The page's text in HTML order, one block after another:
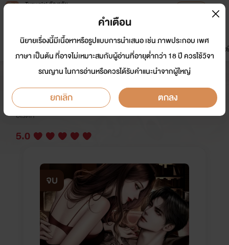
Tunwalai ธัญวลัย
หน้าแรก นิยาย อีบุ๊ก การ์ตูน
มาใหม่
ดรีมแชท ธัญลิสต์
BAD KLAY ของเล่น(หมอเคลย์)
นักเขียน: Badstyle_
อีโรติก
5.0
จบ
คำเตือน
นิยายเรื่องนี้มีเนื้อหาหรือรูปแบบการนำเสนอ เช่น ภาพประกอบ เพศ
ภาษา เป็นต้น ที่อาจไม่เหมาะสมกับผู้อ่านที่อายุต่ำกว่า 18 ปี ควรใช้วิจา
รณญาน ในการอ่านหรือควรได้รับคำแนะนำจากผู้ใหญ่
ยกเลิก ตกลง